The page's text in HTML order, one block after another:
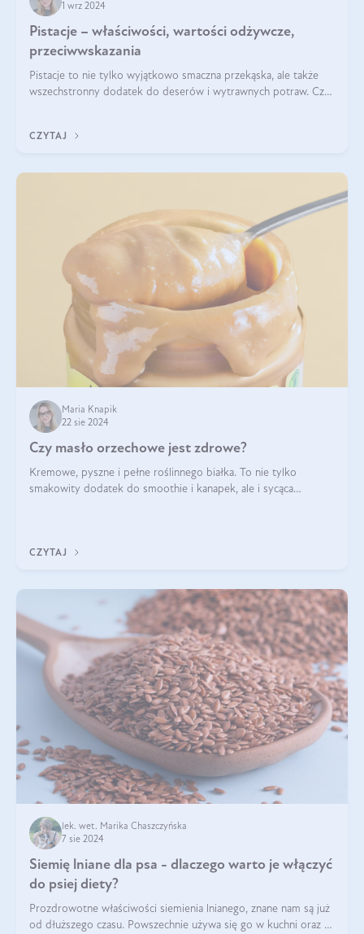
1 wrz 2024
Pistacje – właściwości, wartości odżywcze,
przeciwwskazania
Pistacje to nie tylko wyjątkowo smaczna przekąska, ale także
wszechstronny dodatek do deserów i wytrawnych potraw. Czy
CZYTAJ
Maria Knapik
22 sie 2024
Czy masło orzechowe jest zdrowe?
Kremowe, pyszne i pełne roślinnego białka. To nie tylko
smakowity dodatek do smoothie i kanapek, ale i sycąca
CZYTAJ
lek. wet. Marika Chaszczyńska
7 sie 2024
Siemię lniane dla psa - dlaczego warto je włączyć
do psiej diety?
Prozdrowotne właściwości siemienia lnianego, znane nam są już
od dłuższego czasu. Powszechnie używa się go w kuchni oraz w